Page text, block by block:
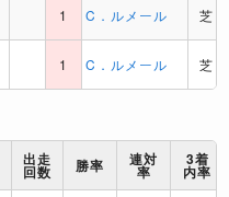
1 C．ルメール 芝
1 C．ルメール 芝
出走
回数 勝率 連対
率
3着
内率